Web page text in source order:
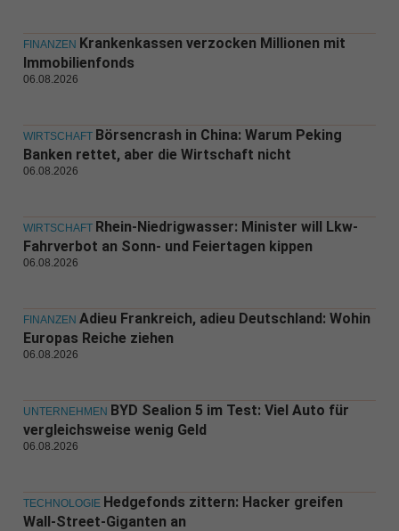
FINANZEN Krankenkassen verzocken Millionen mit
Immobilienfonds
06.08.2026
WIRTSCHAFT Börsencrash in China: Warum Peking
Banken rettet, aber die Wirtschaft nicht
06.08.2026
WIRTSCHAFT Rhein-Niedrigwasser: Minister will Lkw-
Fahrverbot an Sonn- und Feiertagen kippen
06.08.2026
FINANZEN Adieu Frankreich, adieu Deutschland: Wohin
Europas Reiche ziehen
06.08.2026
UNTERNEHMEN BYD Sealion 5 im Test: Viel Auto für
vergleichsweise wenig Geld
06.08.2026
TECHNOLOGIE Hedgefonds zittern: Hacker greifen
Wall-Street-Giganten an